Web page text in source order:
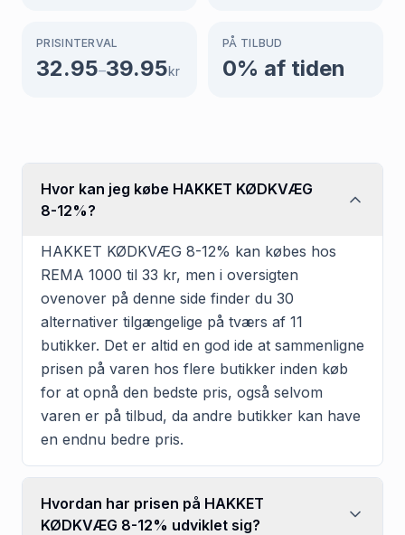
PRISINTERVAL
32.95–39.95kr
PÅ TILBUD
0% af tiden
Hvor kan jeg købe HAKKET KØDKVÆG
8-12%?
HAKKET KØDKVÆG 8-12% kan købes hos
REMA 1000 til 33 kr, men i oversigten
ovenover på denne side finder du 30
alternativer tilgængelige på tværs af 11
butikker. Det er altid en god ide at sammenligne
prisen på varen hos flere butikker inden køb
for at opnå den bedste pris, også selvom
varen er på tilbud, da andre butikker kan have
en endnu bedre pris.
Hvordan har prisen på HAKKET
KØDKVÆG 8-12% udviklet sig?